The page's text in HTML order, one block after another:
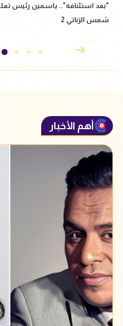
بعد وفاة شقيقه الأكبر بـ 3
هنيدي يوجّه شكر لزملائه اللي
أهم الأخبار